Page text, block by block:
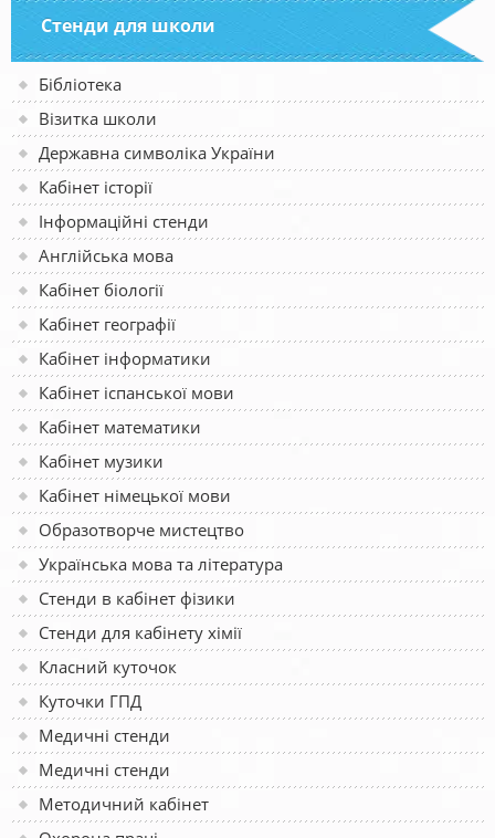
Стенди для школи
Бібліотека
Візитка школи
Державна символіка України
Кабінет історії
Інформаційні стенди
Англійська мова
Кабінет біології
Кабінет географії
Кабінет інформатики
Кабінет іспанської мови
Кабінет математики
Кабінет музики
Кабінет німецької мови
Образотворче мистецтво
Українська мова та література
Стенди в кабінет фізики
Стенди для кабінету хімії
Класний куточок
Куточки ГПД
Медичні стенди
Медичні стенди
Методичний кабінет